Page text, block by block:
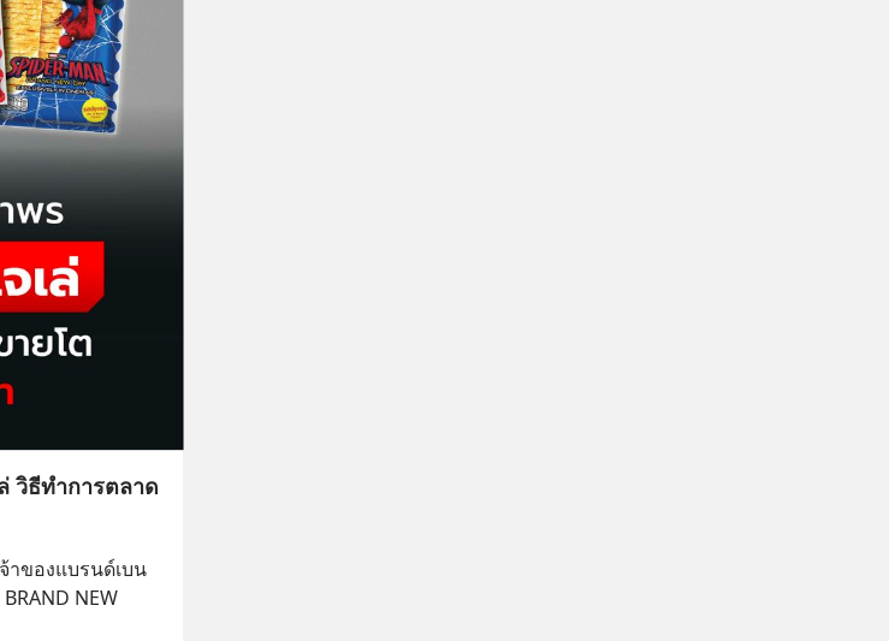
วิธีทำการตลาด
าของแบรนด์เบน
NEW